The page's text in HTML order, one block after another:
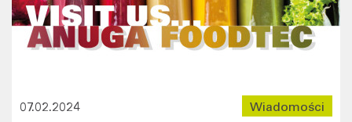
Wiadomości
07.02.2024